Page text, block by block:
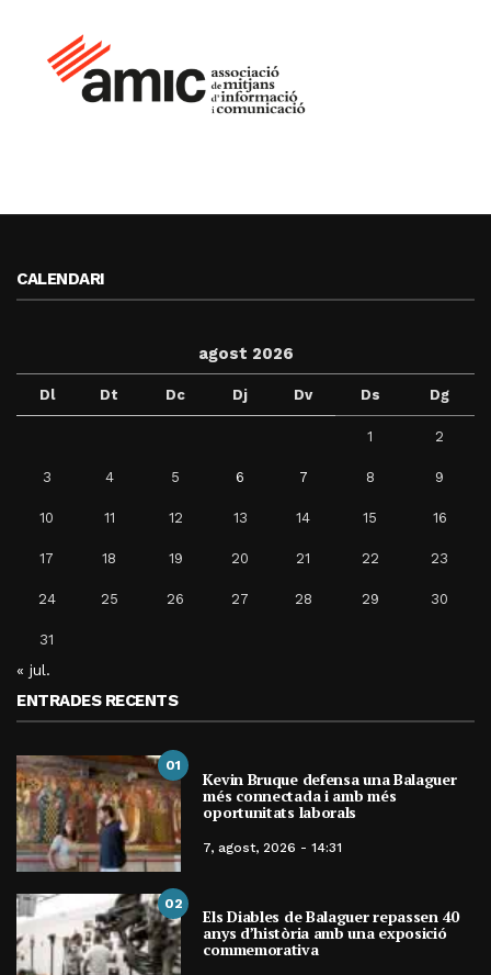
CALENDARI
agost 2026
Dl Dt Dc Dj Dv Ds Dg
1 2
3 4 5 6 7 8 9
10 11 12 13 14 15 16
17 18 19 20 21 22 23
24 25 26 27 28 29 30
31
« jul.
ENTRADES RECENTS
01
Kevin Bruque defensa una Balaguer
més connectada i amb més
oportunitats laborals
7, agost, 2026 - 14:31
02
Els Diables de Balaguer repassen 40
anys d’història amb una exposició
commemorativa